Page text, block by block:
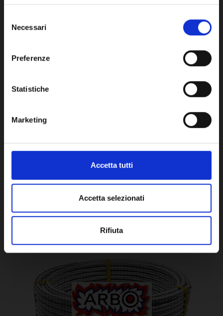
precedentemente autorizzati, direttamente dalle
delNecessari
Preferenze
Statistiche
Marketing
Accetta tutti
Accetta selezionati
Rifiuta
SKU:X-FLEX34130220
FLESSIBILE ESTENDIBILE H2O 3/4X3/4 MF
21,87€